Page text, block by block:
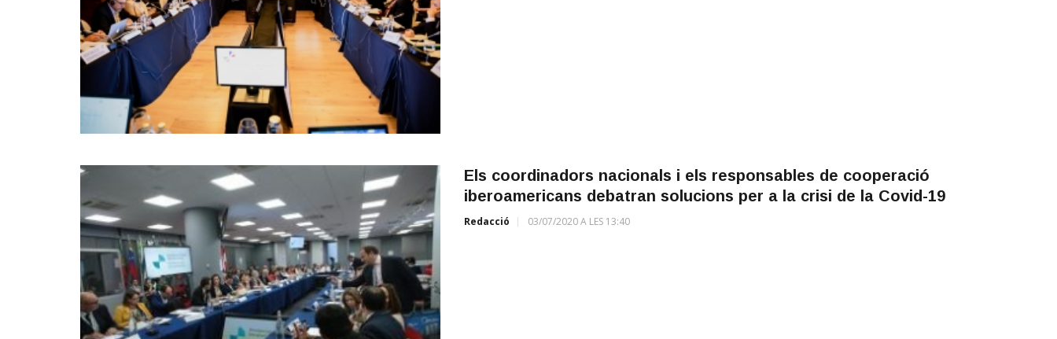
Els coordinadors nacionals i els responsables de cooperació
iberoamericans debatran solucions per a la crisi de la Covid-19
Redacció 03/07/2020 A LES 13:40